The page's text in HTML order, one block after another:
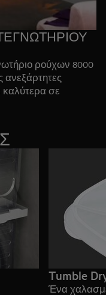
ρούχων 8000
ανεξάρτητες
καλύτερα σε
Tumble
Ένα